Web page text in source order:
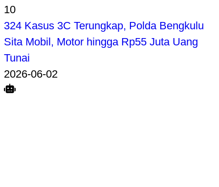
10
324 Kasus 3C Terungkap, Polda Bengkulu
Sita Mobil, Motor hingga Rp55 Juta Uang
Tunai
2026-06-02